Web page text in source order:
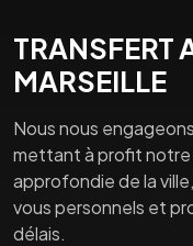
TRANSFERT
MARSEILLE
Nous nous
mettant à profit
approfondie de la
vous personnels et
délais.